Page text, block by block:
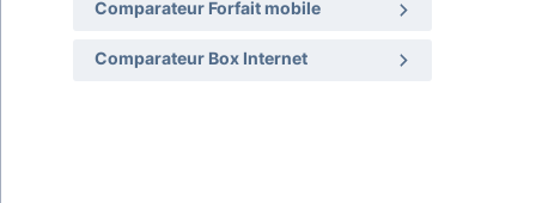
Comparateur Forfait mobile
Comparateur Box Internet